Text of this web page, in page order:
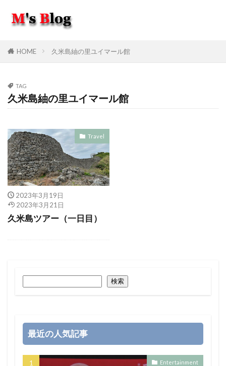
HOME 久米島紬の里ユイマール館
TAG
久米島紬の里ユイマール館
Travel
2023年3月19日
2023年3月21日
久米島ツアー（一日目）
検索
最近の人気記事
Entertainment